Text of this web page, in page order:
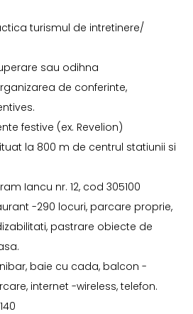
turismul de intretinere/
sau odihna
de conferinte,
festive (ex. Revelion)
la 800 m de centrul statiunii si
Iancu nr. 12, cod 305100
-290 locuri, parcare proprie,
pastrare obiecte de
baie cu cada, balcon -
internet -wireless, telefon.